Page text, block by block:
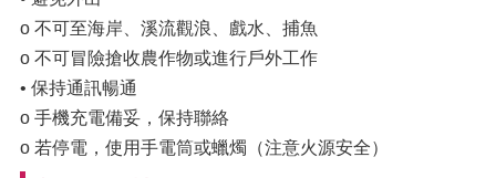
o 不可至海岸、溪流觀浪、戲水、捕魚
o 不可冒險搶收農作物或進行戶外工作
• 保持通訊暢通
o 手機充電備妥，保持聯絡
o 若停電，使用手電筒或蠟燭（注意火源安全）